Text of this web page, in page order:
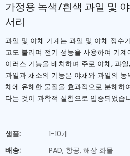
가정용 녹색/흰색 과일 및
서리
과일 및 야채 기계는 과일 및 야채 정수
고도 불리며 전기 성능을 사용하여 기
이러스 기능을 배치하며 주로 야채, 과
과일과 채소의 기능은 야채와 과일의
체에 유해한 물질을 효과적으로 분해하
다는 것이 과학적 실험으로 입증되었습
샘플:
1-10개
배송:
PAD, 항공, 해상 화물